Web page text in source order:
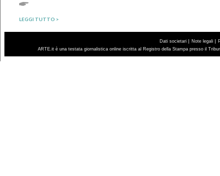
LEGGI TUTTO >
Dati societari | Note legali |
ARTE.it è una testata giornalistica online iscritta al Registro della Stampa presso il